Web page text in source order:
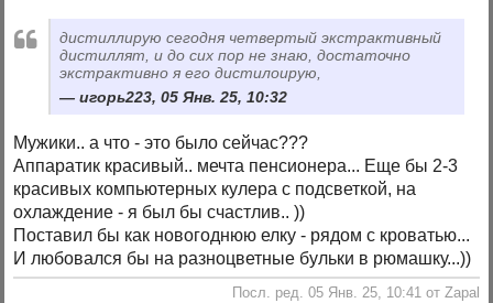
дистиллирую сегодня четвертый экстрактивный
дистиллят, и до сих пор не знаю, достаточно
экстрактивно я его дистилоирую,
игорь223, 05 Янв. 25, 10:32
Мужики.. а что - это было сейчас???
Аппаратик красивый.. мечта пенсионера... Еще бы 2-3
красивых компьютерных кулера с подсветкой, на
охлаждение - я был бы счастлив.. ))
Поставил бы как новогоднюю елку - рядом с кроватью...
И любовался бы на разноцветные бульки в рюмашку...))
Посл. ред. 05 Янв. 25, 10:41 от Zapal